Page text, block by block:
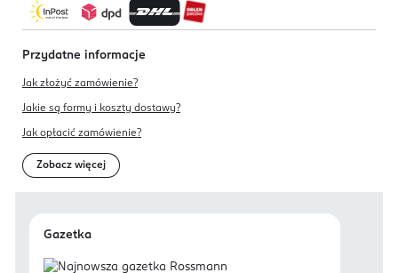
Przydatne informacje
Jak złożyć zamówienie?
Jakie są formy i koszty dostawy?
Jak opłacić zamówienie?
Zobacz więcej
Gazetka